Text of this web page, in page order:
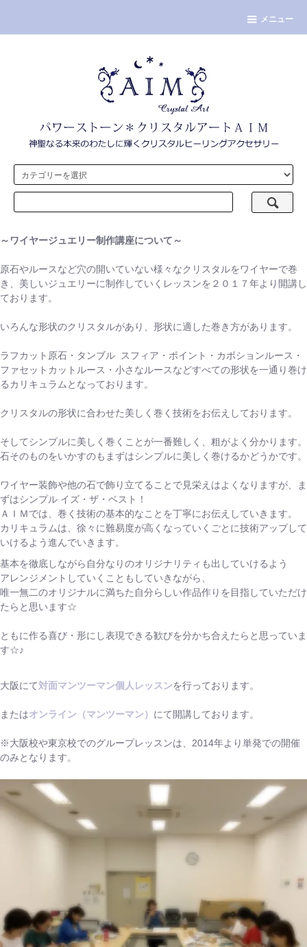
メニュー
～ワイヤージュエリー制作講座について～
原石やルースなど穴の開いていない様々なクリスタルをワイヤーで巻
き、美しいジュエリーに制作していくレッスンを２０１７年より開講し
ております。
いろんな形状のクリスタルがあり、形状に適した巻き方があります。
ラフカット原石・タンブル スフィア・ポイント・カボションルース・
ファセットカットルース・小さなルースなどすべての形状を一通り巻け
るカリキュラムとなっております。
クリスタルの形状に合わせた美しく巻く技術をお伝えしております。
そしてシンプルに美しく巻くことが一番難しく、粗がよく分かります。
石そのものをいかすのもまずはシンプルに美しく巻けるかどうかです。
ワイヤー装飾や他の石で飾り立てることで見栄えはよくなりますが、ま
ずはシンプル イズ・ザ・ベスト！
ＡＩＭでは、巻く技術の基本的なことを丁寧にお伝えしていきます。
カリキュラムは、徐々に難易度が高くなっていくごとに技術アップして
いけるよう進んでいきます。
基本を徹底しながら自分なりのオリジナリティも出していけるよう
アレンジメントしていくこともしていきながら、
唯一無二のオリジナルに満ちた自分らしい作品作りを目指していただけ
たらと思います☆
ともに作る喜び・形にし表現できる歓びを分かち合えたらと思っていま
す☆♪
大阪にて対面マンツーマン個人レッスンを行っております。
またはオンライン（マンツーマン） にて開講しております。
※大阪校や東京校でのグループレッスンは、2014年より単発での開催
のみとなります。